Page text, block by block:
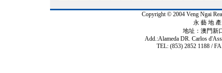
Copyright © 2004 Veng Ngai
永 藝 地
地址：澳門新
Add.:Alameda DR. Carlos
TEL: (853) 2852 1188 /